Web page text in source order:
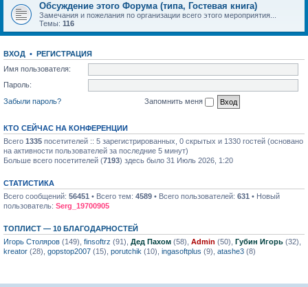
Обсуждение этого Форума (типа, Гостевая книга)
Замечания и пожелания по организации всего этого мероприятия...
Темы: 116
ВХОД •
РЕГИСТРАЦИЯ
Имя пользователя:
Пароль:
Забыли пароль?
Запомнить меня
КТО СЕЙЧАС НА КОНФЕРЕНЦИИ
Всего 1335 посетителей :: 5 зарегистрированных, 0 скрытых и 1330 гостей (основано
на активности пользователей за последние 5 минут)
Больше всего посетителей (7193) здесь было 31 Июль 2026, 1:20
СТАТИСТИКА
Всего сообщений: 56451 • Всего тем: 4589 • Всего пользователей: 631 • Новый
пользователь: Serg_19700905
ТОПЛИСТ — 10 БЛАГОДАРНОСТЕЙ
Игорь Столяров (149), finsoftrz (91), Дед Пахом (58), Admin (50), Губин Игорь (32),
kreator (28), gopstop2007 (15), porutchik (10), ingasoftplus (9), atashe3 (8)